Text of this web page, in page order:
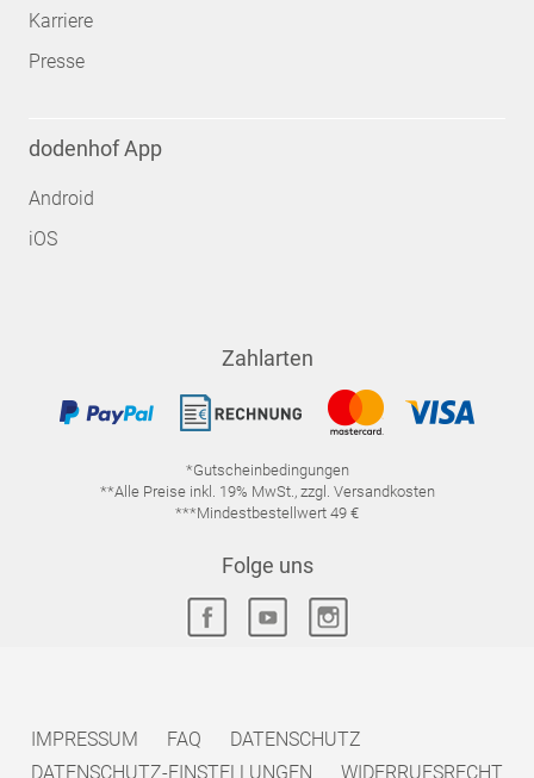
Karriere
Presse
dodenhof App
Android
iOS
Zahlarten
*Gutscheinbedingungen
**Alle Preise inkl. 19% MwSt., zzgl. Versandkosten
***Mindestbestellwert 49 €
Folge uns
IMPRESSUM FAQ
DATENSCHUTZ
DATENSCHUTZ-EINSTELLUNGEN
WIDERRUFSRECHT